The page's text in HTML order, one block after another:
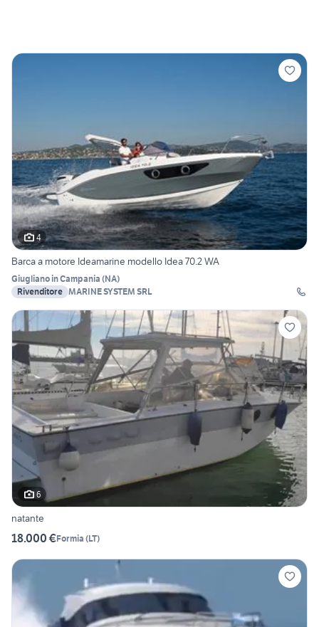
4
Barca a motore Ideamarine modello Idea 70.2 WA
Giugliano in Campania (NA)
Rivenditore MARINE SYSTEM SRL
6
natante
18.000 €Formia (LT)